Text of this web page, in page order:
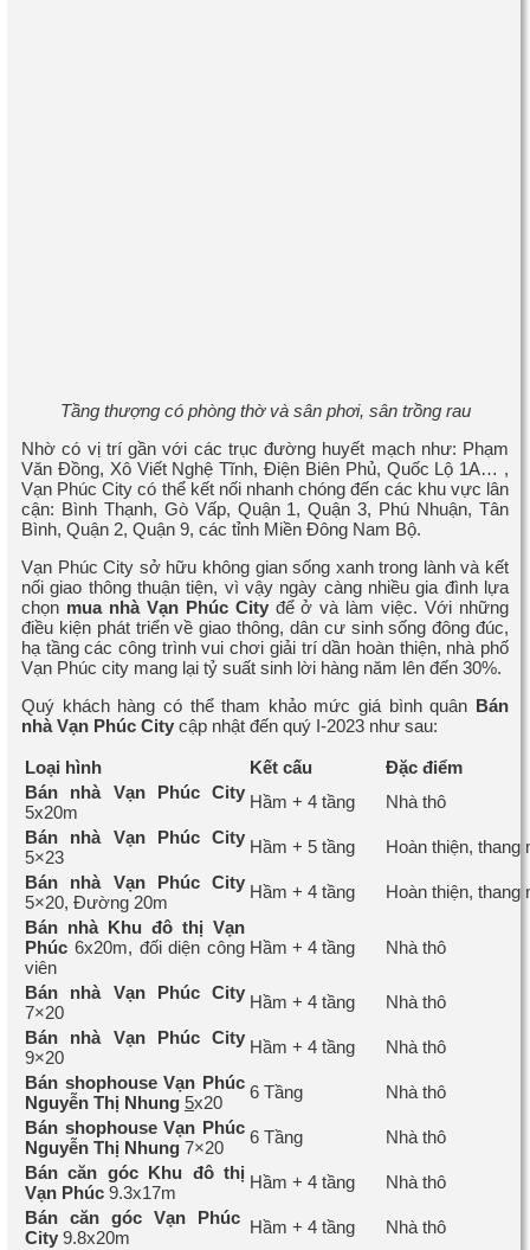
Tầng thượng có phòng thờ và sân phơi, sân trồng rau
Nhờ có vị trí gần với các trục đường huyết mạch như: Phạm
Văn Đồng, Xô Viết Nghệ Tĩnh, Điện Biên Phủ, Quốc Lộ 1A… ,
Vạn Phúc City có thể kết nối nhanh chóng đến các khu vực lân
cận: Bình Thạnh, Gò Vấp, Quận 1, Quận 3, Phú Nhuận, Tân
Bình, Quận 2, Quận 9, các tỉnh Miền Đông Nam Bộ.
Vạn Phúc City sở hữu không gian sống xanh trong lành và kết
nối giao thông thuận tiện, vì vậy ngày càng nhiều gia đình lựa
chọn mua nhà Vạn Phúc Cityđể ở và làm việc. Với những
điều kiện phát triển về giao thông, dân cư sinh sống đông đúc,
hạ tầng các công trình vui chơi giải trí dần hoàn thiện, nhà phố
Vạn Phúc city mang lại tỷ suất sinh lời hàng năm lên đến 30%.
Quý khách hàng có thể tham khảo mức giá bình quân Bán
nhà Vạn Phúc City cập nhật đến quý I-2023 như sau:
Loại hình Kết cấu
Đặc điểm
Bán nhà Vạn Phúc City
5x20m
Hầm + 4 tầng
Nhà thô
Bán nhà Vạn Phúc City
5×23
Hầm + 5 tầng
Hoàn thiện, thang
Bán nhà Vạn Phúc City
5×20, Đường 20m
Hầm + 4 tầng
Hoàn thiện, thang
Bán nhà Khu đô thị Vạn
Phúc 6x20m, đối diện công
viên
Hầm + 4 tầng Nhà thô
Bán nhà Vạn Phúc City
7×20
Hầm + 4 tầng
Nhà thô
Bán nhà Vạn Phúc City
9×20
Hầm + 4 tầng
Nhà thô
Bán shophouse Vạn Phúc
Nguyễn Thị Nhung 5x20
6 Tầng
Nhà thô
Bán shophouse Vạn Phúc
Nguyễn Thị Nhung 7×20
6 Tầng
Nhà thô
Bán căn góc Khu đô thị
Vạn Phúc 9.3x17m
Hầm + 4 tầng
Nhà thô
Bán căn góc Vạn Phúc
City 9.8x20m
Hầm + 4 tầng Nhà thô